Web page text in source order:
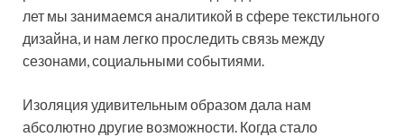
лет мы занимаемся аналитикой в сфере текстильного
дизайна, и нам легко проследить связь между
сезонами, социальными событиями.
Изоляция удивительным образом дала нам
абсолютно другие возможности. Когда стало